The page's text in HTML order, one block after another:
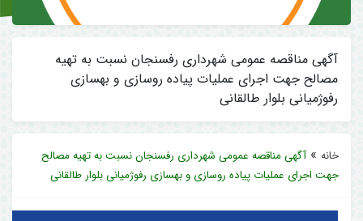
آگهی مناقصه عمومی شهرداری رفسنجان نسبت به تهیه
مصالح جهت اجرای عملیات پیاده روسازی و بهسازی
رفوژمیانی بلوار طالقانی
خانه »آگهی مناقصه عمومی شهرداری رفسنجان نسبت به تهیه مصالح
جهت اجرای عملیات پیاده روسازی و بهسازی رفوژمیانی بلوار طالقانی